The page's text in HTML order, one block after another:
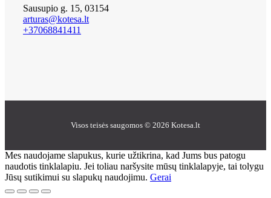
Sausupio g. 15, 03154
arturas@kotesa.lt
+37068841411
Visos teisės saugomos © 2026 Kotesa.lt
Mes naudojame slapukus, kurie užtikrina, kad Jums bus patogu
naudotis tinklalapiu. Jei toliau naršysite mūsų tinklalapyje, tai tolygu
Jūsų sutikimui su slapukų naudojimu. Gerai